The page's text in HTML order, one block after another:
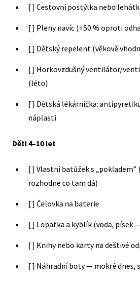
[ ] Cestovní postýlka nebo
[ ] Pleny navíc (+50 % oproti
[ ] Dětský repelent (věkově
[ ] Horkovzdušný ventilátor/
(léto)
[ ] Dětská lékárnička:
náplasti
Děti 4–10 let
[ ] Vlastní batůžek s „pokladem”
rozhodne co tam dá)
[ ] Čelovka na baterie
[ ] Lopatka a kyblík (voda, písek
[ ] Knihy nebo karty na deštivé
[ ] Náhradní boty — mokré dnes,